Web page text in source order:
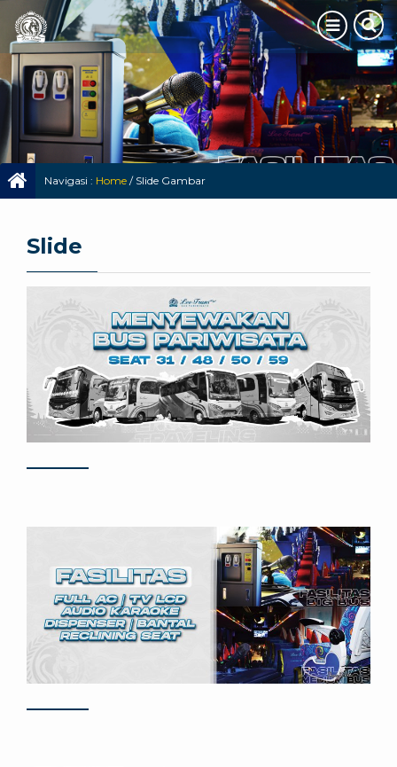
Navigasi : Home / Slide Gambar
Slide